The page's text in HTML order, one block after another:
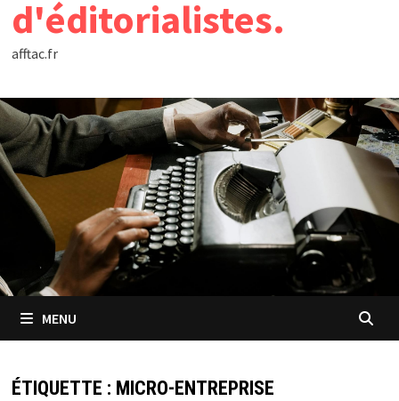
d'éditorialistes.
afftac.fr
MENU
ÉTIQUETTE : MICRO-ENTREPRISE